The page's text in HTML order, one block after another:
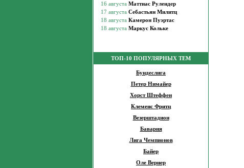
ТОП-10 ПОПУЛЯРНЫХ ТЕМ
Бундеслига
Петер Нимайер
Хорст Штеффен
Клеменс Фритц
Везерштадион
Бавария
Лига Чемпионов
Байер
Оле Вернер